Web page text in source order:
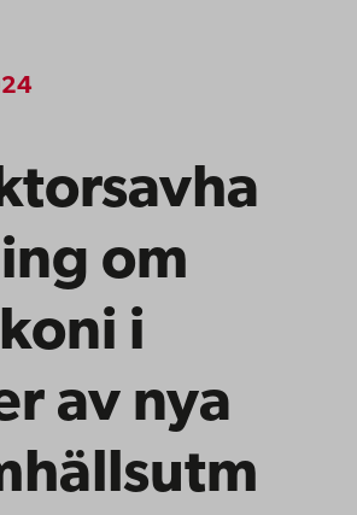
om
i
av nya